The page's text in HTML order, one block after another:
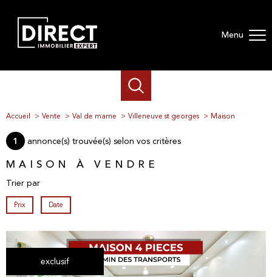
Menu
Accueil Vente Val de marne Villeneuve st georges Maison
1 annonce(s) trouvée(s) selon vos critères
MAISON À VENDRE
Trier par
Prix Date
exclusif